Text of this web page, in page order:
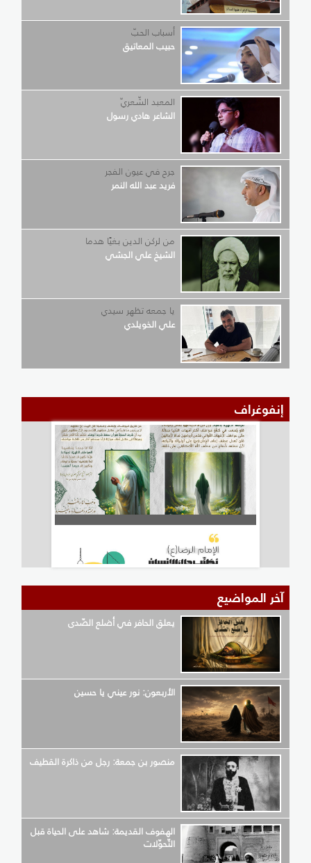
أسباب الحبّ
حبيب المعاتيق
المعبد الشّعريّ
الشاعر هادي رسول
جرح في عيون الفجر
فريد عبد الله النمر
من لركن الدين بغيًا هدما
الشيخ علي الجشي
يا جمعه تظهر سيدي
علي الخويلدي
إنفوغراف
آخر المواضيع
يعلق الحافر في أضلع الصّدى
الأربعون: نور عيني يا حسين
منصور بن جمعة: رجل من ذاكرة القطيف
الهفوف القديمة: شاهد على الحياة قبل
التّحوّلات